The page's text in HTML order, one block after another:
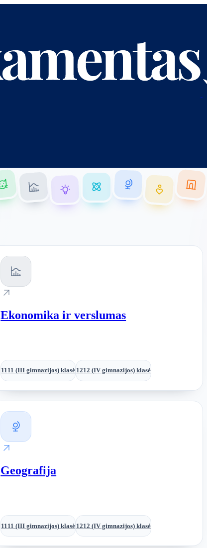
Ekonomika ir verslumas
1111 (III gimnazijos) klasė 1212 (IV gimnazijos) klasė
Geografija
11 11 (III gimnazijos) klasė 1212 (IV gimnazijos) klasė